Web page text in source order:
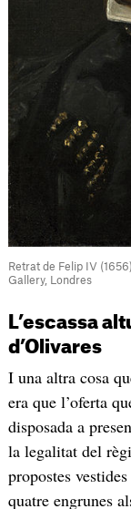
Retrat de Felip IV
Gallery, Londres
L’escassa
d’Olivares
I una altra cosa
era que l’oferta
disposada a
la legalitat del
propostes
quatre engrunes